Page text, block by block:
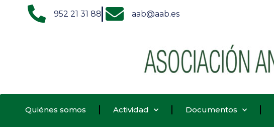
952 21 31 88 aab@aab.es
Quiénes somos Actividad Documentos